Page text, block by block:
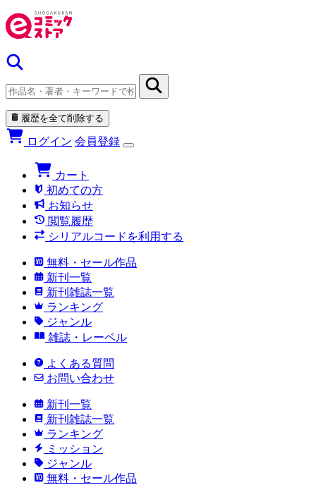
履歴を全て削除する
ログイン 会員登録
カート
初めての方
お知らせ
閲覧履歴
シリアルコードを利用する
無料・セール作品
新刊一覧
新刊雑誌一覧
ランキング
ジャンル
雑誌・レーベル
よくある質問
お問い合わせ
新刊一覧
新刊雑誌一覧
ランキング
ミッション
ジャンル
無料・セール作品